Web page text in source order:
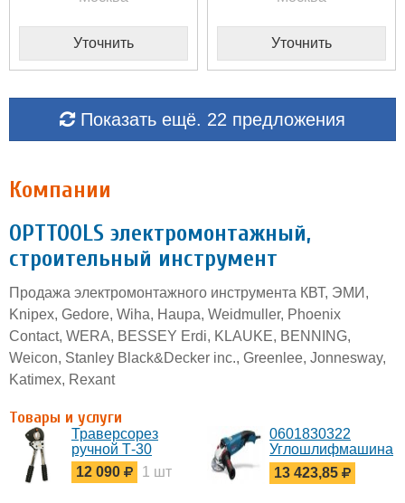
Уточнить Уточнить
Показать ещё. 22 предложения
Компании
OPTTOOLS электромонтажный,
строительный инструмент
Продажа электромонтажного инструмента КВТ, ЭМИ,
Knipex, Gedore, Wiha, Haupa, Weidmuller, Phoenix
Contact, WERA, BESSEY Erdi, KLAUKE, BENNING,
Weicon, Stanley Black&Decker inc., Greenlee, Jonnesway,
Katimex, Rexant
Товары и услуги
Траверсорез
ручной Т-30
12 090
1 шт
0601830322
Углошлифмашина
до 1.5 кВт GWS
15-125 CIEH
13 423,85